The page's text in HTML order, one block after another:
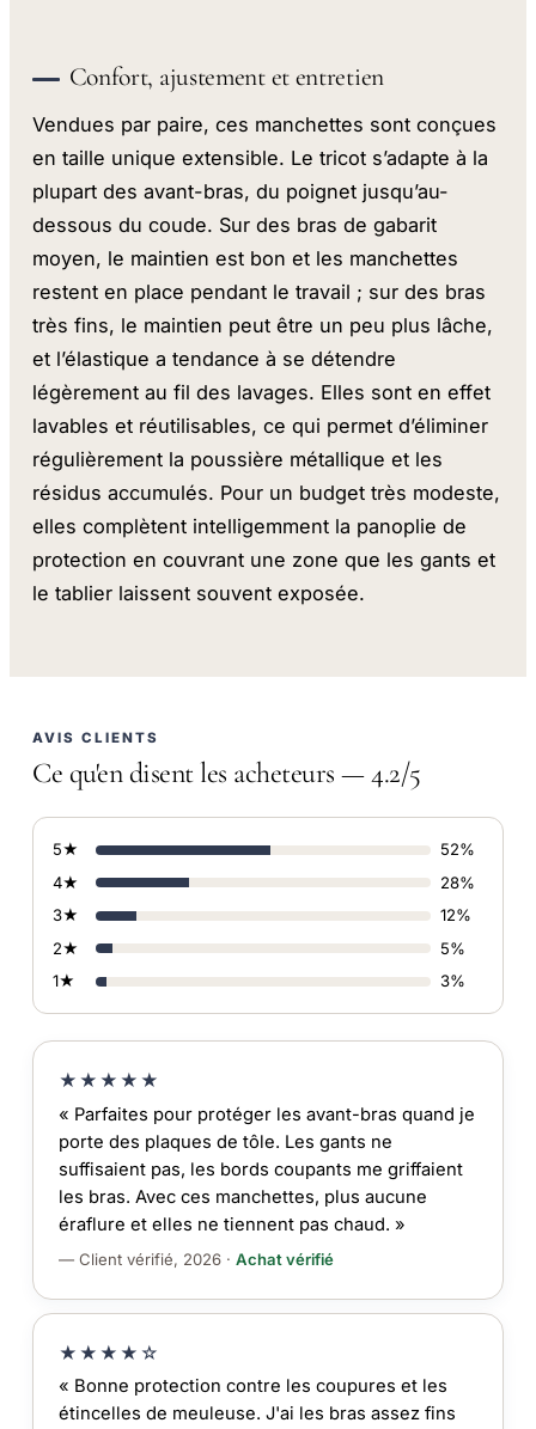
Confort, ajustement et entretien
Vendues par paire, ces manchettes sont conçues
en taille unique extensible. Le tricot s’adapte à la
plupart des avant-bras, du poignet jusqu’au-
dessous du coude. Sur des bras de gabarit
moyen, le maintien est bon et les manchettes
restent en place pendant le travail ; sur des bras
très fins, le maintien peut être un peu plus lâche,
et l’élastique a tendance à se détendre
légèrement au fil des lavages. Elles sont en effet
lavables et réutilisables, ce qui permet d’éliminer
régulièrement la poussière métallique et les
résidus accumulés. Pour un budget très modeste,
elles complètent intelligemment la panoplie de
protection en couvrant une zone que les gants et
le tablier laissent souvent exposée.
AVIS CLIENTS
Ce qu'en disent les acheteurs — 4.2/5
5★
52%
4★
28%
3★
12%
2★
5%
1★
3%
★★★★★
« Parfaites pour protéger les avant-bras quand je
porte des plaques de tôle. Les gants ne
suffisaient pas, les bords coupants me griffaient
les bras. Avec ces manchettes, plus aucune
éraflure et elles ne tiennent pas chaud. »
— Client vérifié, 2026 · Achat vérifié
★★★★☆
« Bonne protection contre les coupures et les
étincelles de meuleuse. J'ai les bras assez fins